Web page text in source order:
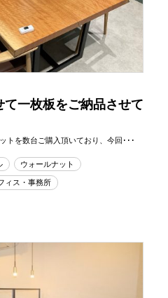
一枚板をご納品させて
トを数台ご購入頂いており、今回･･･
ウォールナット
ィス・事務所